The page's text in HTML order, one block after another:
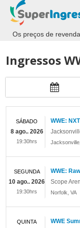
Os preços de
Ingressos
WWE:
Jacksonville
SÁBADO
8 ago.. 2026
19:30hrs
WWE: Raw
Scope
Norfolk VA
SEGUNDA
10 ago.. 2026
19:30hrs
WWE
QUINTA